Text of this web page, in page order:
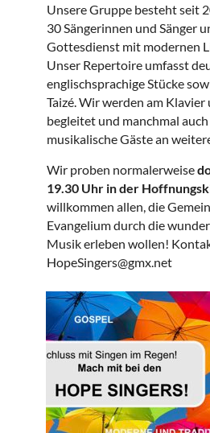
Unsere Gruppe besteht seit
30 Sängerinnen und Sänger
Gottesdienst mit modernen
Unser Repertoire umfasst
englischsprachige Stücke
Taizé. Wir werden am
begleitet und manchmal
musikalische Gäste an
Wir proben normalerweise
19.30 Uhr in der
willkommen allen, die
Evangelium durch die
Musik erleben wollen!
HopeSingers@gmx.net